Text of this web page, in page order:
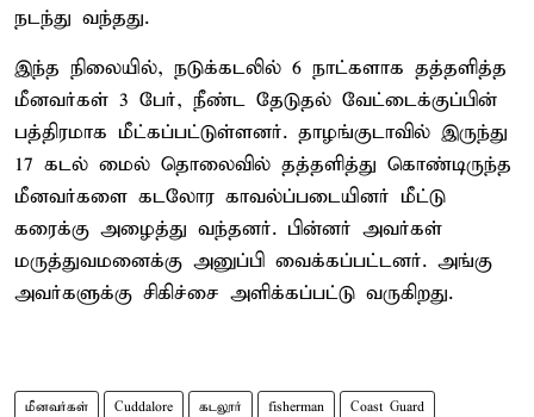
நடந்து வந்தது.
இந்த நிலையில், நடுக்கடலில் 6 நாட்களாக தத்தளித்த
மீனவர்கள் 3 பேர், நீண்ட தேடுதல் வேட்டைக்குப்பின்
பத்திரமாக மீட்கப்பட்டுள்ளனர். தாழங்குடாவில் இருந்து
17 கடல் மைல் தொலைவில் தத்தளித்து கொண்டிருந்த
மீனவர்களை கடலோர காவல்ப்படையினர் மீட்டு
கரைக்கு அழைத்து வந்தனர். பின்னர் அவர்கள்
மருத்துவமனைக்கு அனுப்பி வைக்கப்பட்டனர். அங்கு
அவர்களுக்கு சிகிச்சை அளிக்கப்பட்டு வருகிறது.
மீனவர்கள் Cuddalore கடலூர் fisherman Coast Guard